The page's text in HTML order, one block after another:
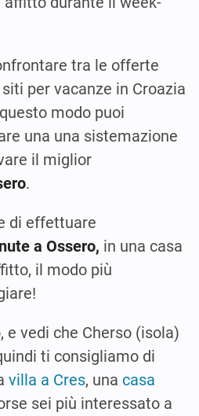
tra le offerte
per vacanze in Croazia
modo puoi
una una sistemazione
il miglior
.
di effettuare
a Ossero, in una casa
il modo più
vedi che Cherso (isola)
ti consigliamo di
villa a Cres, una casa
sei più interessato a